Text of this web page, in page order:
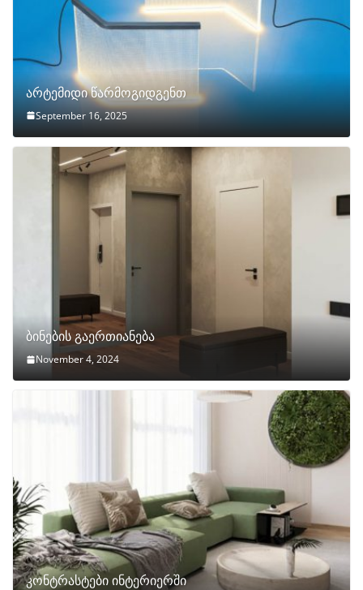
არტემიდი წარმოგიდგენთ
September 16, 2025
ბინების გაერთიანება
November 4, 2024
კონტრასტები ინტერიერში